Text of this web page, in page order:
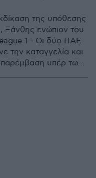
της υπόθεσης
Ξάνθης ενώπιον του
1 - Οι δύο ΠΑΕ
την καταγγελία και
υπέρ των